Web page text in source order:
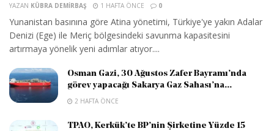
YAZAN KÜBRA DEMIRBAŞ 1 HAFTA ÖNCE 0
Yunanistan basınına göre Atina yönetimi, Türkiye'ye yakın Adalar
Denizi (Ege) ile Meriç bölgesindeki savunma kapasitesini
artırmaya yönelik yeni adımlar atıyor....
Osman Gazi, 30 Ağustos Zafer Bayramı’nda
görev yapacağı Sakarya Gaz Sahası’na...
2 HAFTA ÖNCE
TPAO, Kerkük’te BP’nin Şirketine Yüzde 15